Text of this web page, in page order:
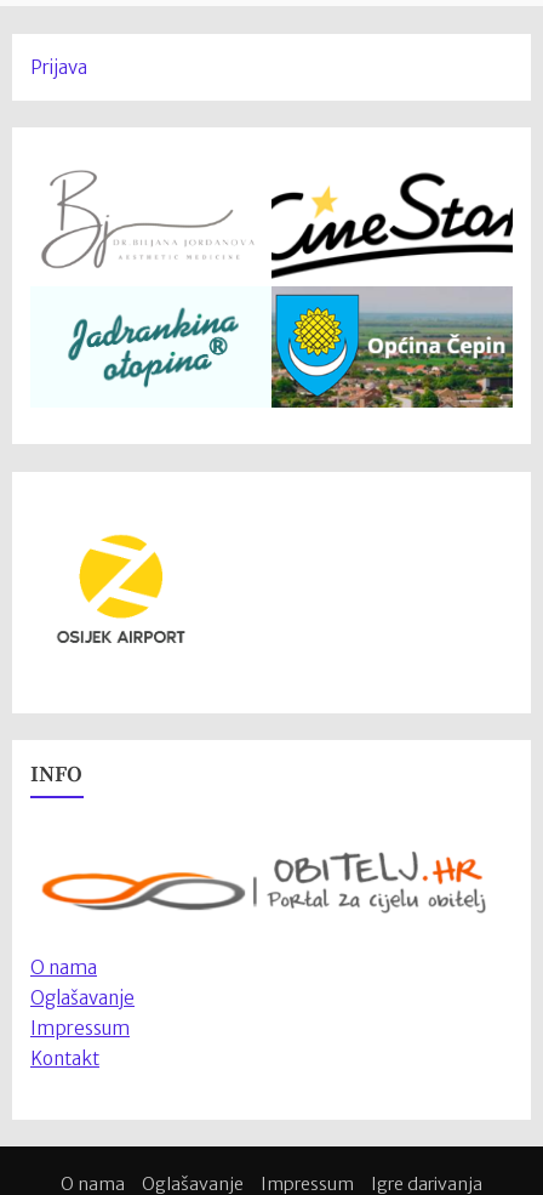
Prijava
INFO
O nama
Oglašavanje
Impressum
Kontakt
O nama Oglašavanje Impressum Igre darivanja